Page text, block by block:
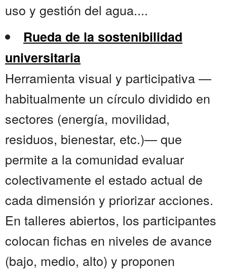
uso y gestión del agua....
Rueda de la sostenibilidad
universitaria
Herramienta visual y participativa —
habitualmente un círculo dividido en
sectores (energía, movilidad,
residuos, bienestar, etc.)— que
permite a la comunidad evaluar
colectivamente el estado actual de
cada dimensión y priorizar acciones.
En talleres abiertos, los participantes
colocan fichas en niveles de avance
(bajo, medio, alto) y proponen